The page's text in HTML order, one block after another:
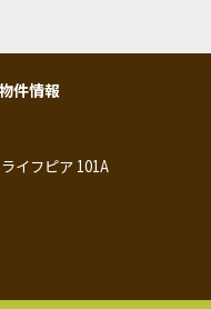
件情報
イフピア 101A